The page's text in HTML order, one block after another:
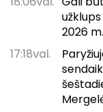
2026
17:18val.